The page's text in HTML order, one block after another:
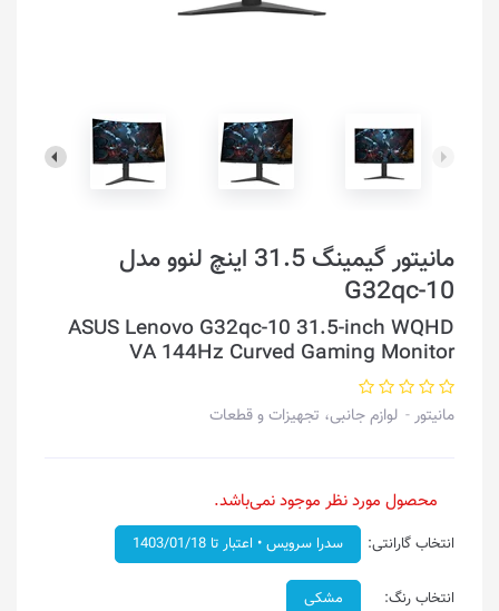
مانیتور گیمینگ 31.5 اینچ لنوو مدل
G32qc-10
ASUS Lenovo G32qc-10 31.5-inch WQHD
VA 144Hz Curved Gaming Monitor
مانیتور لوازم جانبی، تجهیزات و قطعات
محصول مورد نظر موجود نمی‌باشد.
انتخاب گارانتی: سدرا سرویس • اعتبار تا 1403/01/18
انتخاب رنگ: مشکی